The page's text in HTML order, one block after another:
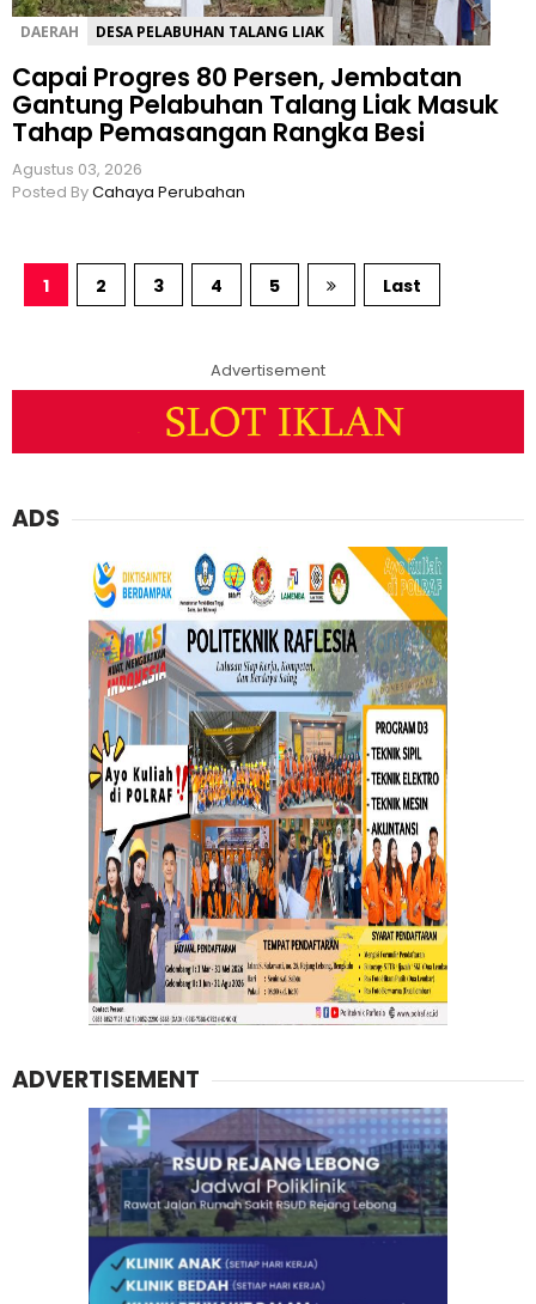
DAERAH DESA PELABUHAN TALANG LIAK
Capai Progres 80 Persen, Jembatan
Gantung Pelabuhan Talang Liak Masuk
Tahap Pemasangan Rangka Besi
Agustus 03, 2026
Posted ByCahaya Perubahan
1 2 3 4 5 Last
Advertisement
ADS
ADVERTISEMENT